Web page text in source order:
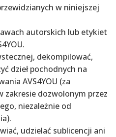
w niniejszej
autorskich lub etykiet
dekompilować,
dzieł pochodnych na
AVS4YOU (za
zakresie dozwolonym przez
niezależnie od
udzielać sublicencji ani